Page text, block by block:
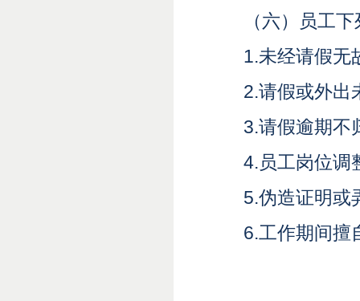
（六）员工
1.未经请假无
2.请假或外出
3.请假逾期不
4.员工岗位调
5.伪造证明或
6.工作期间擅